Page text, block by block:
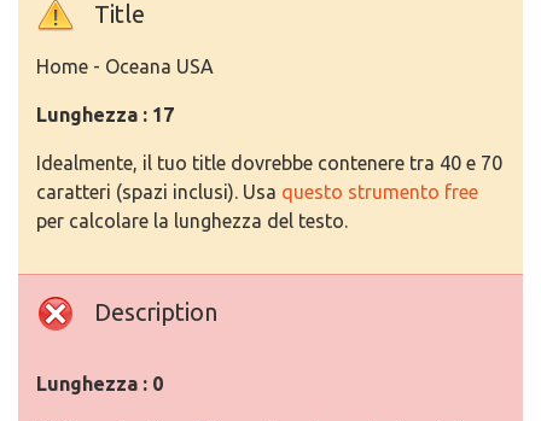
Title
Home - Oceana USA
Lunghezza : 17
Idealmente, il tuo title dovrebbe contenere tra 40 e 70
caratteri (spazi inclusi). Usa questo strumento free
per calcolare la lunghezza del testo.
Description
Lunghezza : 0